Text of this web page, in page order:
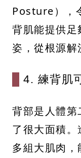
Posture），
背肌能提供足
姿，從根源解
4. 練背肌
背部是人體
了很大面積
多組大肌肉